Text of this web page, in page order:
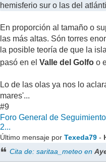
hemisferio sur o las del
En proporción al tamaño o
las más altas. Són torres
la posible teoría de que la
pasó en el Valle del Golfo o
Lo de las olas ya nos lo
mares'...
#9
Foro General de Seguimiento
2...
Último mensaje por Texeda79 -
Cita de: saritaa_meteo en